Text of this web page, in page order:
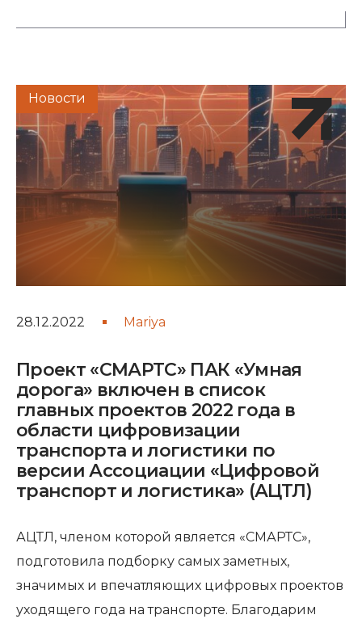
Новости
28.12.2022 Mariya
Проект «СМАРТС» ПАК «Умная
дорога» включен в список
главных проектов 2022 года в
области цифровизации
транспорта и логистики по
версии Ассоциации «Цифровой
транспорт и логистика» (АЦТЛ)
АЦТЛ, членом которой является «СМАРТС»,
подготовила подборку самых заметных,
значимых и впечатляющих цифровых проектов
уходящего года на транспорте. Благодарим